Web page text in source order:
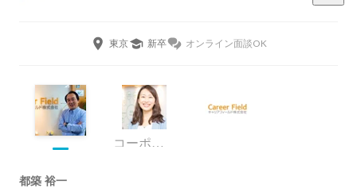
東京 新卒 オンライン面談OK
コーポレート・スタッフ
都築 裕一